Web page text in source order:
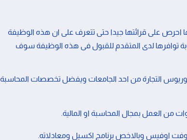
على قرائتها جيدا حتى تتعرف على ان هذه الوظيفة
توافرها لدى المتقدم للقبول فى هذه الوظيفة سوف
التجارة من احد الجامعات ويفضل تخصصات المحاسبة
اوفيس وبالاخص برنامج اكسيل ومعادلاته.